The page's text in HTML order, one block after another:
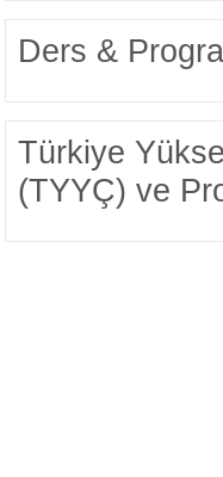
Ders &
Türkiye
(TYYÇ) ve